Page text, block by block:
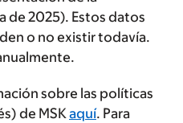
de 2025). Estos datos
o no existir todavía.
sobre las políticas
de MSKaquí. Para